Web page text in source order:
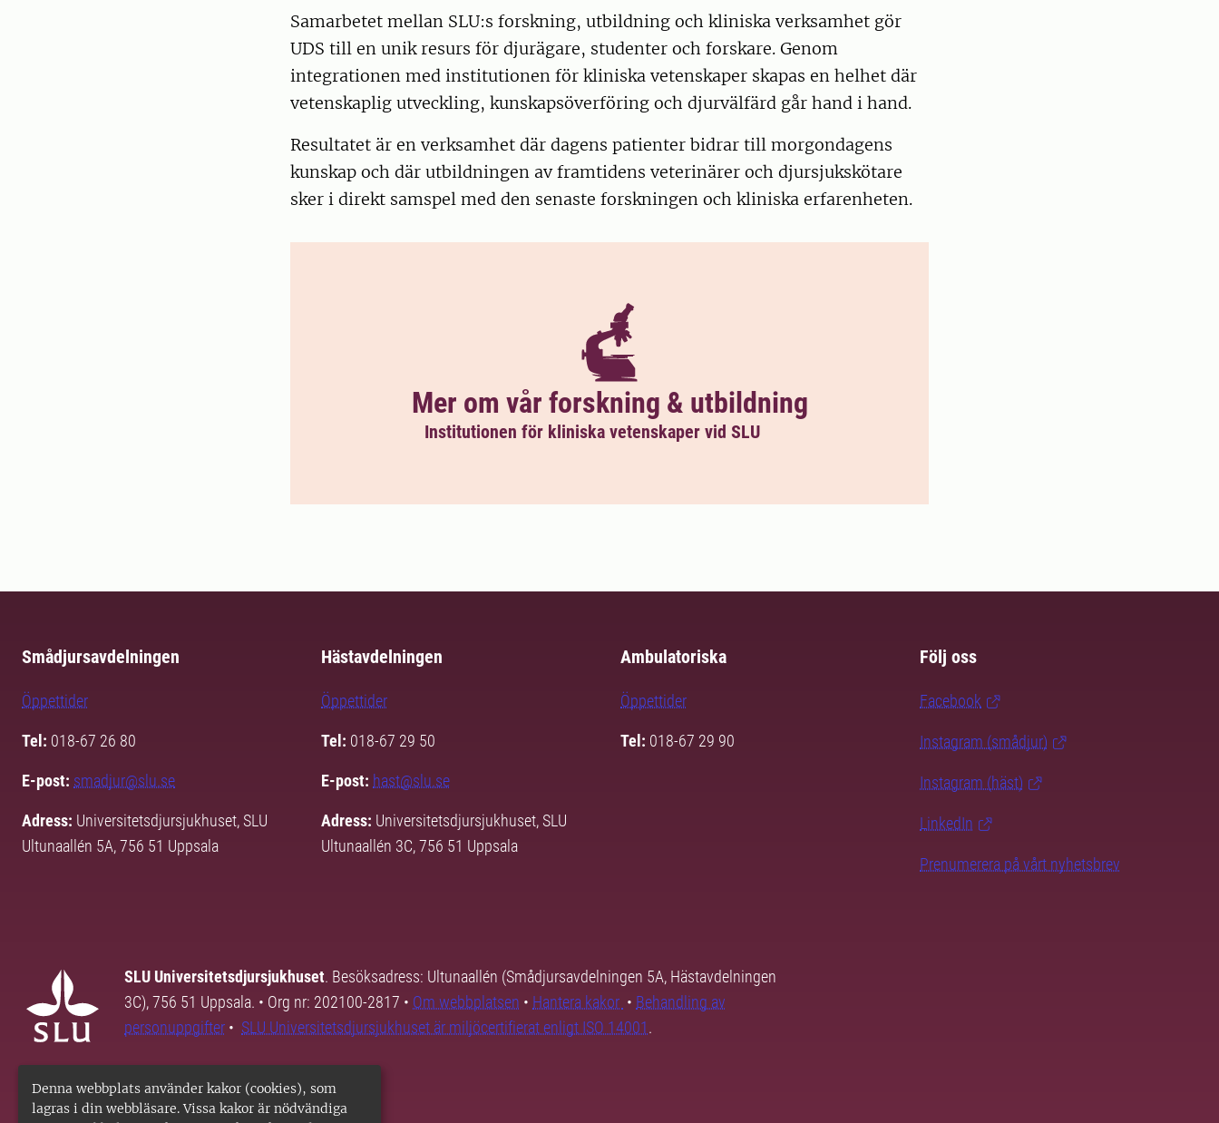
Denna webbplats använder kakor (cookies), som
lagras i din webbläsare. Vissa kakor är nödvändiga
Samarbetet mellan SLU:s forskning, utbildning och kliniska verksamhet gör
UDS till en unik resurs för djurägare, studenter och forskare. Genom
integrationen med institutionen för kliniska vetenskaper skapas en helhet där
vetenskaplig utveckling, kunskapsöverföring och djurvälfärd går hand i hand.
Resultatet är en verksamhet där dagens patienter bidrar till morgondagens
kunskap och där utbildningen av framtidens veterinärer och djursjukskötare
sker i direkt samspel med den senaste forskningen och kliniska erfarenheten.
Mer om vår forskning & utbildning
Institutionen för kliniska vetenskaper vid SLU
Smådjursavdelningen
Öppettider
Tel: 018-67 26 80
E-post: smadjur@slu.se
Adress: Universitetsdjursjukhuset, SLU
Ultunaallén 5A, 756 51 Uppsala
Hästavdelningen
Öppettider
Tel: 018-67 29 50
E-post: hast@slu.se
Adress: Universitetsdjursjukhuset, SLU
Ultunaallén 3C, 756 51 Uppsala
Ambulatoriska
Öppettider
Tel: 018-67 29 90
Följ oss
Facebook
Instagram (smådjur)
Instagram (häst)
LinkedIn
Prenumerera på vårt nyhetsbrev
SLU Universitetsdjursjukhuset. Besöksadress: Ultunaallén (Smådjursavdelningen 5A, Hästavdelningen
3C), 756 51 Uppsala. • Org nr: 202100-2817 • Om webbplatsen • Hantera kakor • Behandling av
personuppgifter • SLU Universitetsdjursjukhuset är miljöcertifierat enligt ISO 14001.